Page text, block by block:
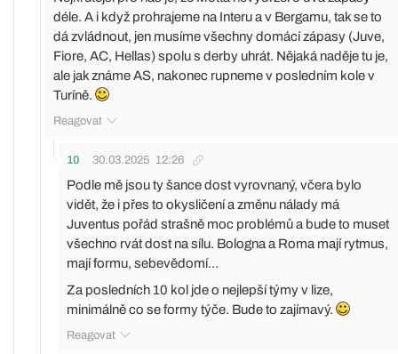
déle. A i když prohrajeme na Interu a v Bergamu, tak se to
dá zvládnout, jen musíme všechny domácí zápasy (Juve,
Fiore, AC, Hellas) spolu s derby uhrát. Nějaká naděje tu je,
ale jak známe AS, nakonec rupneme v posledním kole v
Turíně.
Reagovat
10 30.03.2025 12:26
Podle mě jsou ty šance dost vyrovnaný, včera bylo
vidět, že i přes to okysličení a změnu nálady má
Juventus pořád strašně moc problémů a bude to muset
všechno rvát dost na sílu. Bologna a Roma mají rytmus,
mají formu, sebevědomí...
Za posledních 10 kol jde o nejlepší týmy v lize,
minimálně co se formy týče. Bude to zajímavý.
Reagovat